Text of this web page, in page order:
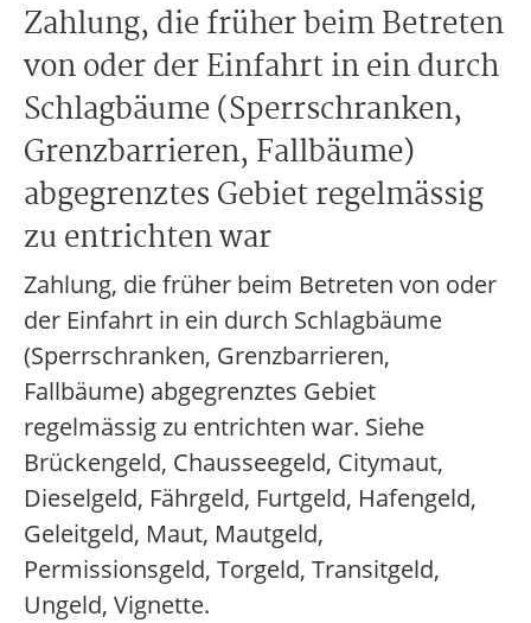
Zahlung, die früher beim Betreten
von oder der Einfahrt in ein durch
Schlagbäume (Sperrschranken,
Grenzbarrieren, Fallbäume)
abgegrenztes Gebiet regelmässig
zu entrichten war
Zahlung, die früher beim Betreten von oder
der Einfahrt in ein durch Schlagbäume
(Sperrschranken, Grenzbarrieren,
Fallbäume) abgegrenztes Gebiet
regelmässig zu entrichten war. Siehe
Brückengeld, Chausseegeld, Citymaut,
Dieselgeld, Fährgeld, Furtgeld, Hafengeld,
Geleitgeld, Maut, Mautgeld,
Permissionsgeld, Torgeld, Transitgeld,
Ungeld, Vignette.